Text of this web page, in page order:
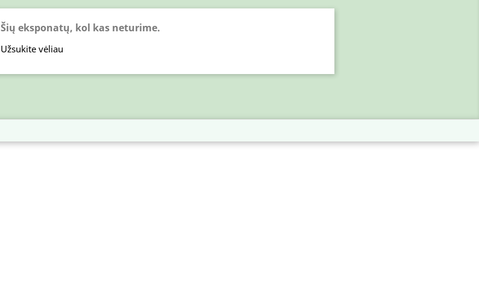
Šių eksponatų, kol kas neturime.
Užsukite vėliau